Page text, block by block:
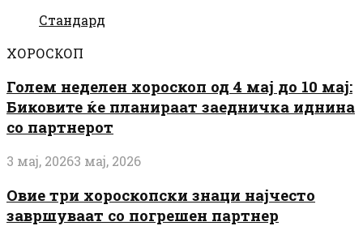
Стандард
ХОРОСКОП
Голем неделен хороскоп од 4 мај до 10 мај:
Биковите ќе планираат заедничка иднина
со партнерот
3 мај, 20263 мај, 2026
Овие три хороскопски знаци најчесто
завршуваат со погрешен партнер